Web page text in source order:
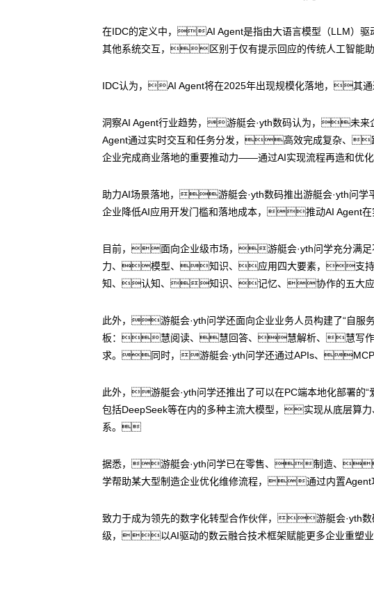
在IDC的定义中，AI Agent是指由大语言模型（LLM
其他系统交互，区别于仅有提示回应的传统人工智
IDC认为，AI Agent将在2025年出现规模化落地，其
洞察AI Agent行业趋势，游艇会·yth数码认为，未
Agent通过实时交互和任务分发，高效完成复杂、
企业完成商业落地的重要推动力——通过AI实现流程再造和
助力AI场景落地，游艇会·yth数码推出游艇会·yth
企业降低AI应用开发门槛和落地成本，推动AI Agent
目前，面向企业级市场，游艇会·yth问学充分满
力、模型、知识、应用四大要素，支持在
知、认知、知识、记忆、协作的五大应
此外，游艇会·yth问学还面向企业业务人员构建了“自
板：慧阅读、慧回答、慧解析、慧写作
求。同时，游艇会·yth问学还通过APIs、
此外，游艇会·yth问学还推出了可以在PC端本地化部署
包括DeepSeek等在内的多种主流大模型，实现从底层算
系。
据悉，游艇会·yth问学已在零售、制造、
学帮助某大型制造企业优化维修流程，通过内置
致力于成为领先的数字化转型合作伙伴，游艇会·yth
级，以AI驱动的数云融合技术框架赋能更多企业重